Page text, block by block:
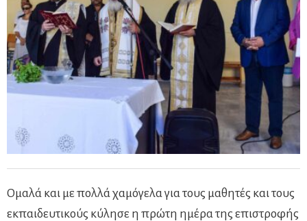
Ομαλά και με πολλά χαμόγελα για τους μαθητές και τους
εκπαιδευτικούς κύλησε η πρώτη ημέρα της επιστροφής